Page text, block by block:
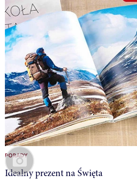
PORADY
Idealny prezent na Święta